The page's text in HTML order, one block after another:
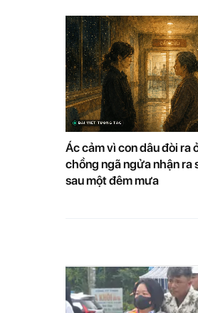
Ác cảm vì con dâu đòi ra
chồng ngã ngửa nhận ra
sau một đêm mưa